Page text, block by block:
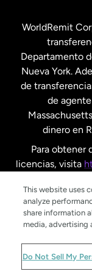
Suecia
WorldRemit
Departamento
Nueva York.
de
de
dinero en
Para obtener
licencias, visita
This website uses
analyze
share information
media, advertising
Do Not Sell My